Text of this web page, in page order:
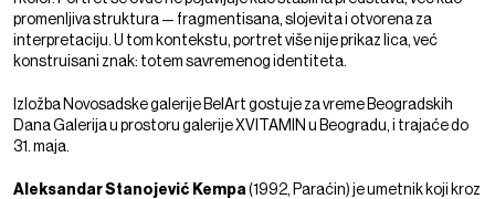
promenljiva struktura — fragmentisana, slojevita i otvorena za
interpretaciju. U tom kontekstu, portret više nije prikaz lica, već
konstruisani znak: totem savremenog identiteta.
Izložba Novosadske galerije BelArt gostuje za vreme Beogradskih
Dana Galerija u prostoru galerije XVITAMIN u Beogradu, i trajaće do
31. maja.
Aleksandar Stanojević Kempa (1992, Paraćin) je umetnik koji kroz